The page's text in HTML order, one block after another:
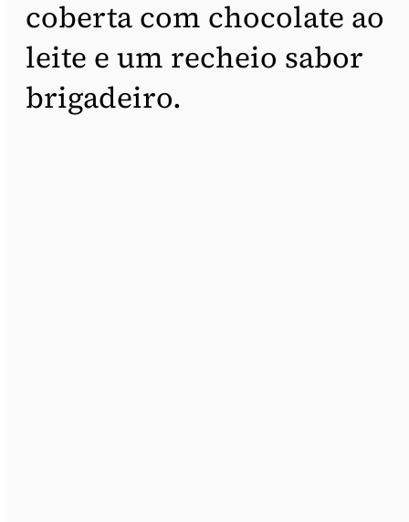
coberta com chocolate ao
leite e um recheio sabor
brigadeiro.